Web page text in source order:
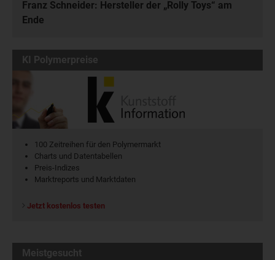
Franz Schneider: Hersteller der „Rolly Toys“ am
Ende
KI Polymerpreise
100 Zeitreihen für den Polymermarkt
Charts und Datentabellen
Preis-Indizes
Marktreports und Marktdaten
Jetzt kostenlos testen
Meistgesucht